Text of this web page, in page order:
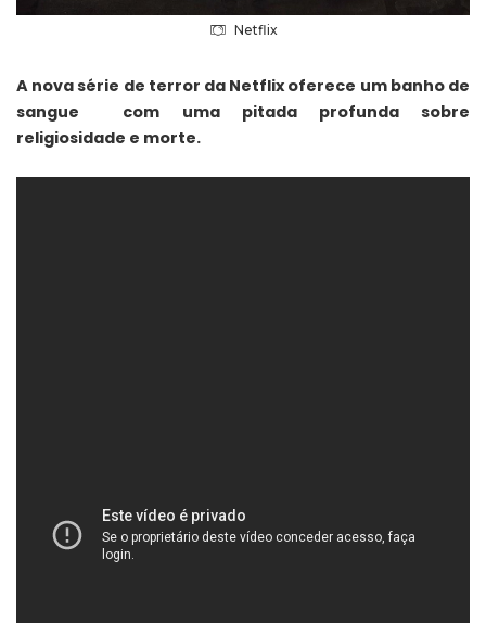
Netflix
A nova série de terror da Netflix oferece um banho de
sangue com uma pitada profunda sobre
religiosidade e morte.